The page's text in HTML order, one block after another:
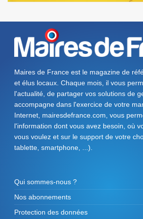
Maires de France est le magazine de
et élus locaux. Chaque mois, il vous
l'actualité, de partager vos solutions de
accompagne dans l'exercice de votre
Internet, mairesdefrance.com, vous
l'information dont vous avez besoin, où
vous voulez et sur le support de votre
tablette, smartphone, ...).
Qui sommes-nous ?
Nos abonnements
Protection des données